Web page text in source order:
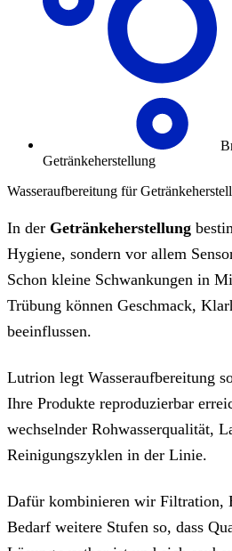
Getränkeherstellung
Wasseraufbereitung für
In der Getränkeherstellung
Hygiene, sondern vor allem
Schon kleine Schwankungen in
Trübung können Geschmack,
beeinflussen.
Lutrion legt Wasseraufbereitung
Ihre Produkte reproduzierbar
wechselnder Rohwasserqualität,
Reinigungszyklen in der Linie.
Dafür kombinieren wir Filtration,
Bedarf weitere Stufen so, dass